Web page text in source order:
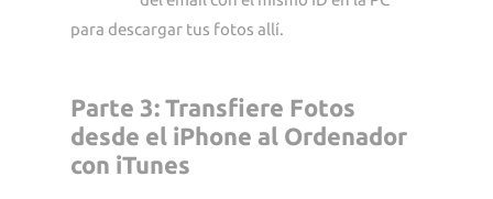
para descargar tus fotos allí.
Parte 3: Transfiere Fotos
desde el iPhone al Ordenador
con iTunes